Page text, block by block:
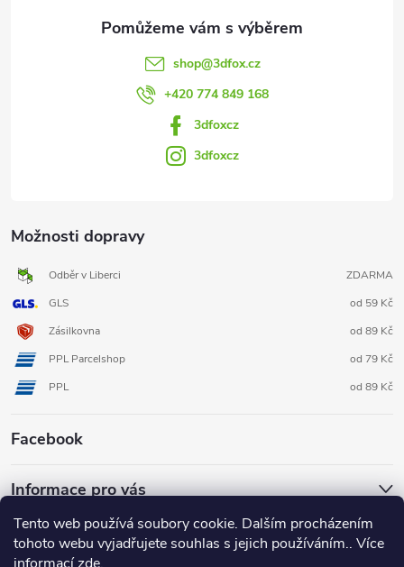
Tento web používá soubory cookie. Dalším procházením
tohoto webu vyjadřujete souhlas s jejich používáním.. Více
Možnosti dopravy
Odběr v Liberci
ZDARMA
GLS
od 59 Kč
Zásilkovna
od 89 Kč
PPL Parcelshop
od 79 Kč
PPL
od 89 Kč
Facebook
Informace pro vás
shop@3dfox.cz
+420 774 849 168
3dfoxcz
3dfoxcz